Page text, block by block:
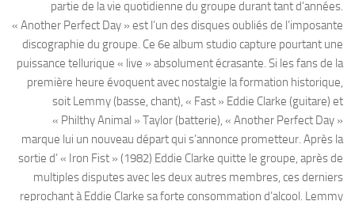
partie de la vie quotidienne du groupe durant tant d’années.
« Another Perfect Day » est l’un des disques oubliés de l’imposante
discographie du groupe. Ce 6e album studio capture pourtant une
puissance tellurique « live » absolument écrasante. Si les fans de la
première heure évoquent avec nostalgie la formation historique,
soit Lemmy (basse, chant), « Fast » Eddie Clarke (guitare) et
« Philthy Animal » Taylor (batterie), « Another Perfect Day »
marque lui un nouveau départ qui s’annonce prometteur. Après la
sortie d’ « Iron Fist » (1982) Eddie Clarke quitte le groupe, après de
multiples disputes avec les deux autres membres, ces derniers
reprochant à Eddie Clarke sa forte consommation d’alcool. Lemmy